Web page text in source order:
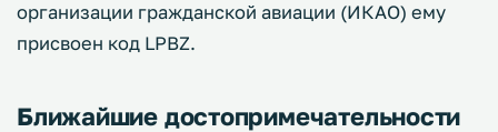
организации гражданской авиации (ИКАО) ему
присвоен код LPBZ.
Ближайшие достопримечательности